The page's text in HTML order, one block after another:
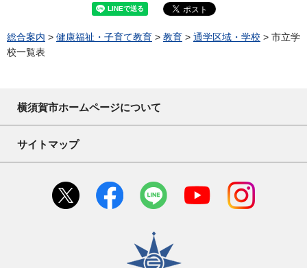
総合案内 > 健康福祉・子育て教育 > 教育 > 通学区域・学校 > 市立学
校一覧表
横須賀市ホームページについて
サイトマップ
横須賀市